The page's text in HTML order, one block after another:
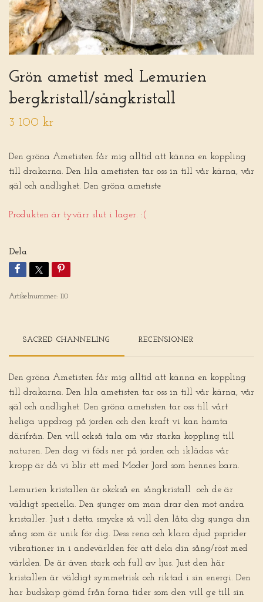
Grön ametist med Lemurien
bergkristall/sångkristall
3 100 kr
Den gröna Ametisten får mig alltid att känna en koppling
till drakarna. Den lila ametisten tar oss in till vår kärna, vår
själ och andlighet. Den gröna ametiste
Produkten är tyvärr slut i lager. :(
Dela
Artikelnummer: 110
SACRED CHANNELING RECENSIONER
Den gröna Ametisten får mig alltid att känna en koppling
till drakarna. Den lila ametisten tar oss in till vår kärna, vår
själ och andlighet. Den gröna ametisten tar oss till vårt
heliga uppdrag på jorden och den kraft vi kan hämta
därifrån. Den vill också tala om vår starka koppling till
naturen. Den dag vi föds ner på jorden och iklädas vår
kropp är då vi blir ett med Moder Jord som hennes barn.
Lemurien kristallen är okckså en sångkristall och de är
väldigt speciella. Den sjunger om man drar den mot andra
kristaller. Just i detta smycke så vill den låta dig sjunga din
sång som är unik för dig. Dess rena och klara djud psprider
vibrationer in i andevärlden för att dela din sång/röst med
världen. De är även stark och full av ljus. Just den här
kristallen är väldigt symmetrisk och riktad i sin energi. Den
har budskap gömd från forna tider som den vill ge till sin